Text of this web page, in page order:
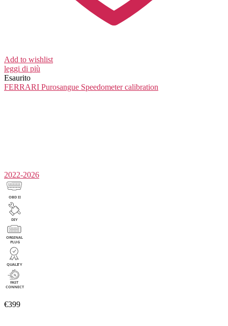
Add to wishlist
leggi di più
Esaurito
FERRARI Purosangue Speedometer calibration
2022-2026
€399